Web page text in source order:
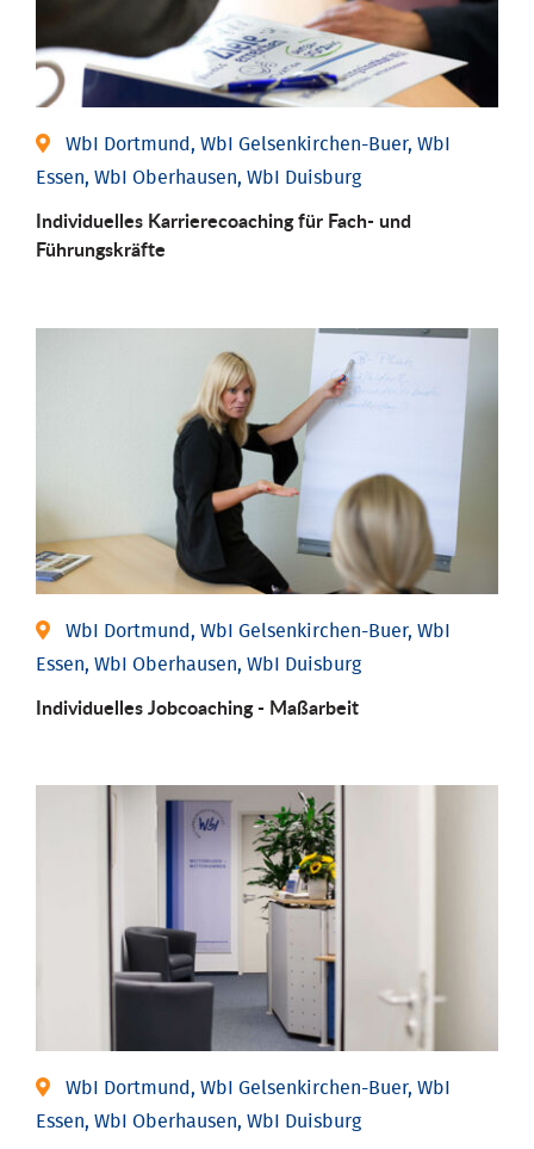
WbI Dortmund, WbI Gelsenkirchen-Buer, WbI
Essen, WbI Oberhausen, WbI Duisburg
Individu­elles Karrierecoaching für Fach-­ und
Führungs­kräfte
WbI Dortmund, WbI Gelsenkirchen-Buer, WbI
Essen, WbI Oberhausen, WbI Duisburg
Individu­elles Job­coaching - Maßarbeit
WbI Dortmund, WbI Gelsenkirchen-Buer, WbI
Essen, WbI Oberhausen, WbI Duisburg